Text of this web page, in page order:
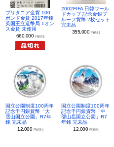
ブリタニア金貨 100
ポンド金貨 2017年銘
英国王立造幣局 1オン
ス金貨 未使用
660,000 円(税別)
2002FIFA 日韓ワール
ドカップ 記念金銀プ
ルーフ貨幣 2枚セット
完未品
355,000 円(税別)
国立公園制度100周年
記念千円銀貨幣「大
雪山国立公園」R7年
銘 完未品
12,000 円(税別)
国立公園制度100周年
記念千円銀貨幣「中
部山岳国立公園」R7
年銘 完未品
12,000 円(税別)